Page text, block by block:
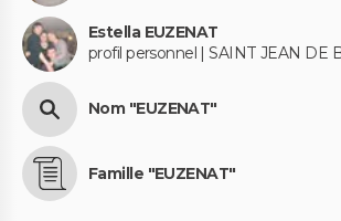
Estella EUZENAT
profil personnel | SAINT JEAN DE
Nom "EUZENAT"
Famille "EUZENAT"